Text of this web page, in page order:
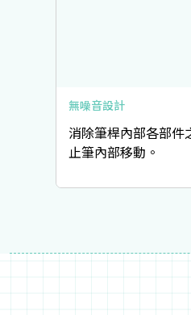
無噪音設計
消除筆桿內部各部件
止筆內部移動。